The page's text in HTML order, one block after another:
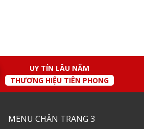
UY TÍN LÂU NĂM
THƯƠNG HIỆU TIÊN PHONG
MENU CHÂN TRANG 3